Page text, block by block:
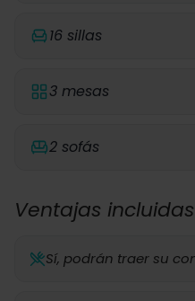
16 sillas
3 mesas
2 sofás
Ventajas incluidas
Sí, podrán traer su